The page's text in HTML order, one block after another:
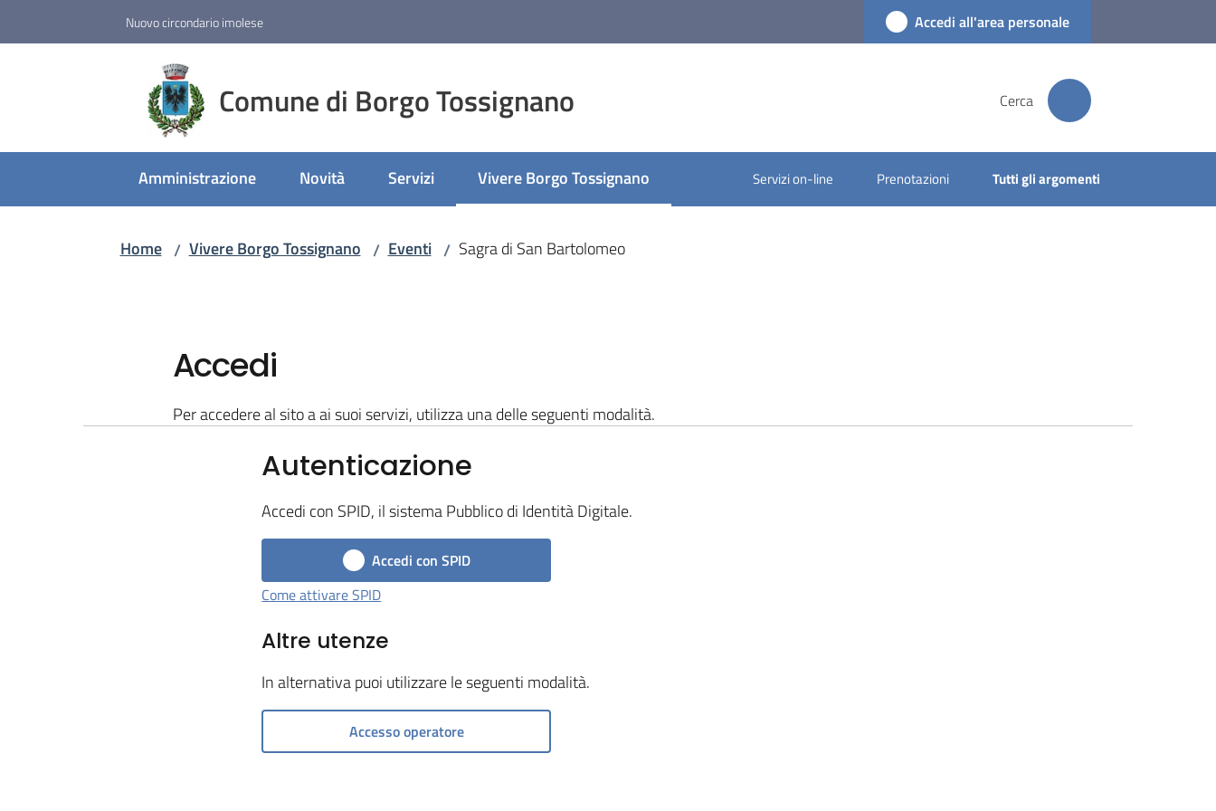
Nuovo circondario imolese Accedi all'area personale
Comune di Borgo Tossignano Cerca
Amministrazione Novità Servizi Vivere Borgo Tossignano
Menu selezionato Servizi on-line Prenotazioni Tutti gli argomenti
Home / Vivere Borgo Tossignano / Eventi / Sagra di San Bartolomeo
Accedi
Per accedere al sito a ai suoi servizi, utilizza una delle seguenti modalità.
Autenticazione
Accedi con SPID, il sistema Pubblico di Identità Digitale.
Accedi con SPID
Come attivare SPID
Altre utenze
In alternativa puoi utilizzare le seguenti modalità.
Accesso operatore